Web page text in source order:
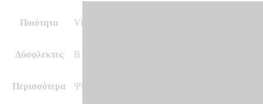
Ποιότητα Vinyl, Vlies – Non Woven, Ψηφιακή Εκτύπωση σε
Δύσφλεκτες B – s1 d0
Περισσότερα Ψηφιακή Εκτύπωση/Θεματική Ταπετσαρία